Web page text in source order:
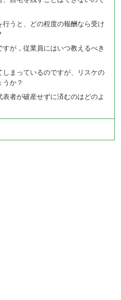
行うと、どの程度の報酬なら受け
が，従業員にはいつ教えるべき
しまっているのですが、リスケの
うか？
者が破産せずに済むのはどのよ